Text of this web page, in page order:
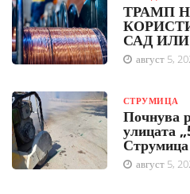
ТРАМП
САД ИЛИ
август 5,
СТРУМИЦА
Почнува
улицата
Струмица
август 5,